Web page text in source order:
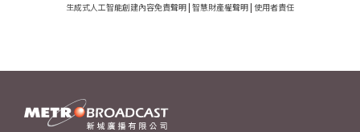
生成式人工智能創建內容免責聲明 | 智慧財產權聲明 | 使用者責任